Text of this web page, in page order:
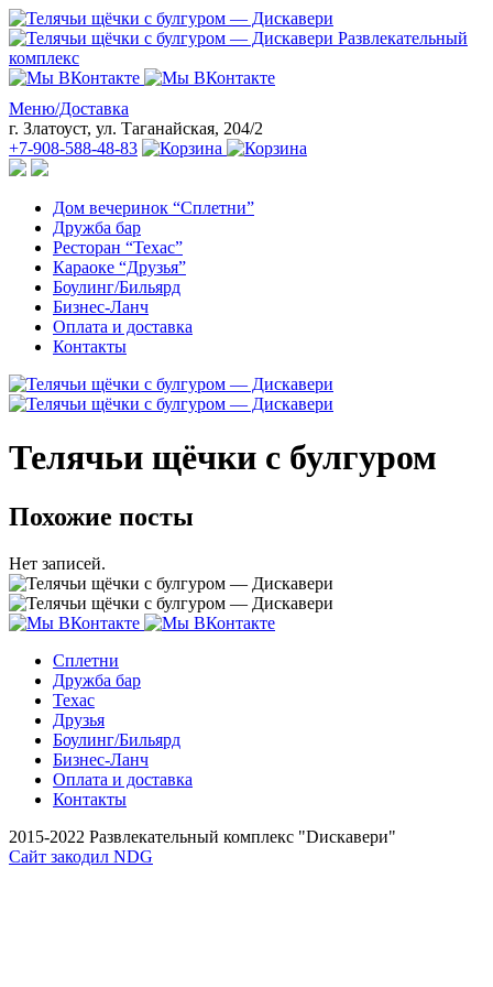
Развлекательный
комплекс
Меню/Доставка
г. Златоуст, ул. Таганайская, 204/2
+7-908-588-48-83
Дом вечеринок “Сплетни”
Дружба бар
Ресторан “Техас”
Караоке “Друзья”
Боулинг/Бильярд
Бизнес-Ланч
Оплата и доставка
Контакты
Телячьи щёчки с булгуром
Похожие посты
Нет записей.
Сплетни
Дружба бар
Техас
Друзья
Боулинг/Бильярд
Бизнес-Ланч
Оплата и доставка
Контакты
2015-2022 Развлекательный комплекс "Dискавери"
Сайт закодил NDG